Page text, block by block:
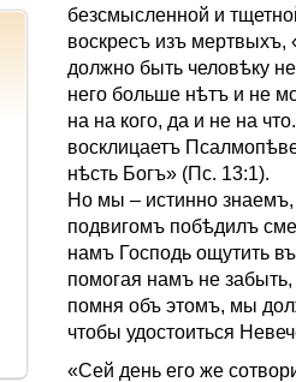
безсмысленной и
воскресъ изъ
должно быть человѣку
него больше нѣтъ и не
на на кого, да и не на
восклицаетъ
нѣсть Богъ» (Пс. 13:1).
Но мы – истинно
подвигомъ побѣдилъ
намъ Господь ощутить
помогая намъ не
помня объ этомъ, мы
чтобы удостоиться
«Сей день его же